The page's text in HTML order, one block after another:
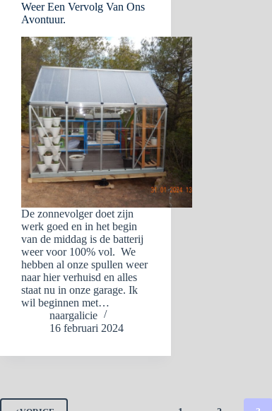
Weer Een Vervolg Van Ons
Avontuur.
De zonnevolger doet zijn
werk goed en in het begin
van de middag is de batterij
weer voor 100% vol. We
hebben al onze spullen weer
naar hier verhuisd en alles
staat nu in onze garage. Ik
wil beginnen met…
naargalicie
16 februari 2024